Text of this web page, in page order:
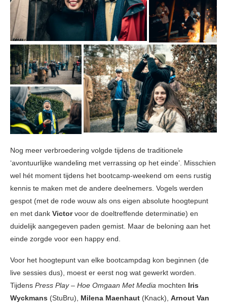
Nog meer verbroedering volgde tijdens de traditionele
‘avontuurlijke wandeling met verrassing op het einde’. Misschien
wel hét moment tijdens het bootcamp-weekend om eens rustig
kennis te maken met de andere deelnemers. Vogels werden
gespot (met de rode wouw als ons eigen absolute hoogtepunt
en met dank Victorvoor de doeltreffende determinatie) en
duidelijk aangegeven paden gemist. Maar de beloning aan het
einde zorgde voor een happy end.
Voor het hoogtepunt van elke bootcampdag kon beginnen (de
live sessies dus), moest er eerst nog wat gewerkt worden.
Tijdens Press Play – Hoe Omgaan Met Media mochten Iris
Wyckmans (StuBru), Milena Maenhaut (Knack), Arnout Van